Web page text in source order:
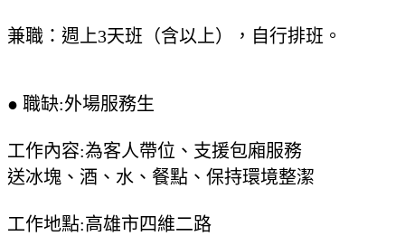
兼職：週上3天班（含以上），自行排班。
● 職缺:外場服務生
工作內容:為客人帶位、支援包廂服務
送冰塊、酒、水、餐點、保持環境整潔
工作地點:高雄市四維二路